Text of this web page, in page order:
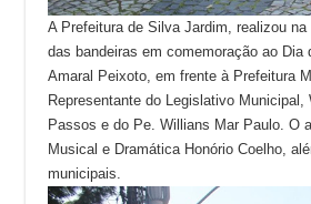
A Prefeitura de Silva Jardim, realizou
das bandeiras em comemoração ao
Amaral Peixoto, em frente à Prefeitura
Representante do Legislativo
Passos e do Pe. Willians Mar Paulo. O
Musical e Dramática Honório Coelho,
municipais.